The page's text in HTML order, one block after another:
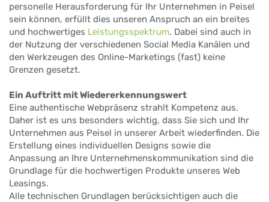
personelle Herausforderung für Ihr Unternehmen in Peisel
sein können, erfüllt dies unseren Anspruch an ein breites
und hochwertiges Leistungsspektrum. Dabei sind auch in
der Nutzung der verschiedenen Social Media Kanälen und
den Werkzeugen des Online-Marketings (fast) keine
Grenzen gesetzt.
Ein Auftritt mit Wiedererkennungswert
Eine authentische Webpräsenz strahlt Kompetenz aus.
Daher ist es uns besonders wichtig, dass Sie sich und Ihr
Unternehmen aus Peisel in unserer Arbeit wiederfinden. Die
Erstellung eines individuellen Designs sowie die
Anpassung an Ihre Unternehmenskommunikation sind die
Grundlage für die hochwertigen Produkte unseres Web
Leasings.
Alle technischen Grundlagen berücksichtigen auch die